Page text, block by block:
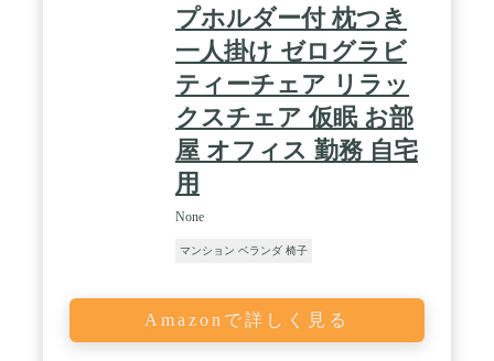
プホルダー付 枕つき
一人掛け ゼログラビ
ティーチェア リラッ
クスチェア 仮眠 お部
屋 オフィス 勤務 自宅
用
None
マンション ベランダ 椅子
Amazonで詳しく見る